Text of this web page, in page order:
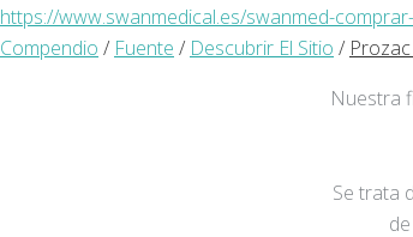
https://www.swanmedical.es/swanmed-
Compendio / Fuente / Descubrir El Sitio /
Nuestra
Se trata